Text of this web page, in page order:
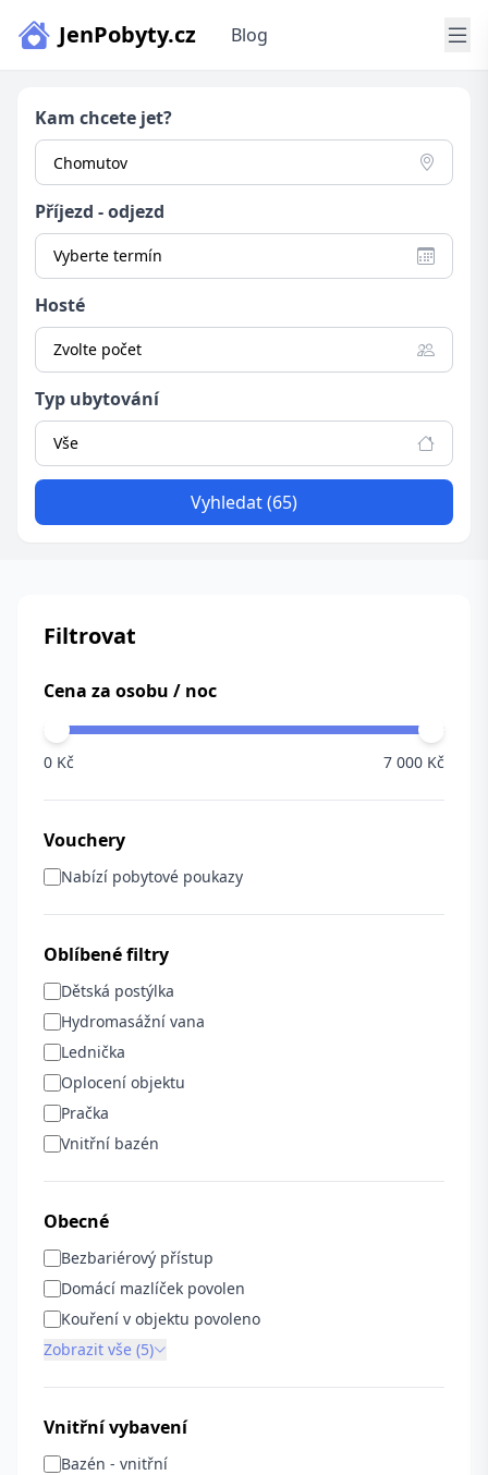
JenPobyty.cz Blog
Kam chcete jet?
Příjezd - odjezd
Vyberte termín
Hosté
Zvolte počet
Typ ubytování
Vše
Vyhledat (65)
Filtrovat
Cena za osobu / noc
0 Kč 7 000 Kč
Vouchery
Nabízí pobytové poukazy
Oblíbené filtry
Dětská postýlka
Hydromasážní vana
Lednička
Oplocení objektu
Pračka
Vnitřní bazén
Obecné
Bezbariérový přístup
Domácí mazlíček povolen
Kouření v objektu povoleno
Zobrazit vše (5)
Vnitřní vybavení
Bazén - vnitřní